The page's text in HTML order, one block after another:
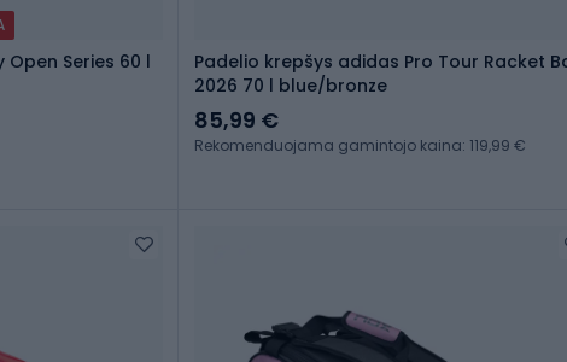
Open Series 60 l
Padelio krepšys adidas Pro Tour Racket
2026 70 l blue/bronze
85,99 €
Rekomenduojama gamintojo kaina: 119,99 €